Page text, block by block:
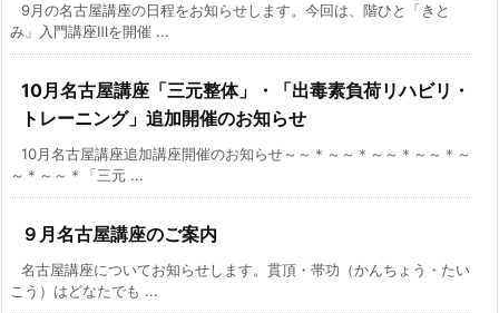
9月の名古屋講座の日程をお知らせします。今回は、階ひと「きと
み」入門講座Ⅲを開催 ...
10月名古屋講座「三元整体」・「出毒素負荷リハビリ・
トレーニング」追加開催のお知らせ
10月名古屋講座追加講座開催のお知らせ～～＊～～＊～～＊～～＊～
～＊～～＊「三元 ...
９月名古屋講座のご案内
名古屋講座についてお知らせします。貫頂・帯功（かんちょう・たい
こう）はどなたでも ...